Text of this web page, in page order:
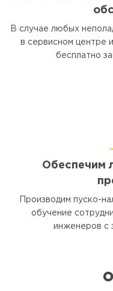
В случае любых
в сервисном центре
бесплатно
Обеспечим
Производим пуско-
обучение
инженеров с